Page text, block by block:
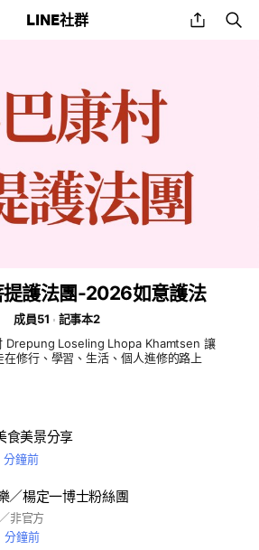
LINE社群 share
提護法團-2026如意護法
成員51
記事本2
Drepung Loseling Lhopa Khamtsen 讓
修行、學習、生活、個人進修的路上
食美景分享
分鐘前
／楊定一博士粉絲團
非官方
分鐘前